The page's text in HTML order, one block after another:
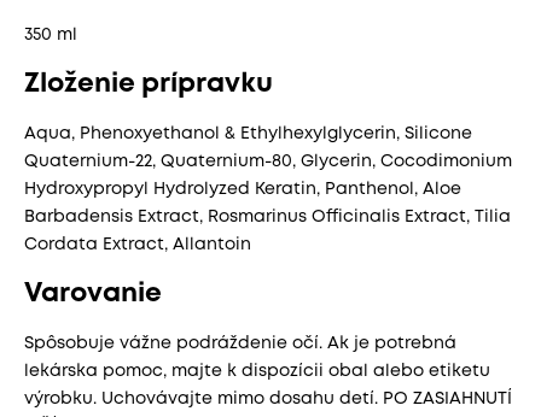
350 ml
Zloženie prípravku
Aqua, Phenoxyethanol & Ethylhexylglycerin, Silicone
Quaternium-22, Quaternium-80, Glycerin, Cocodimonium
Hydroxypropyl Hydrolyzed Keratin, Panthenol, Aloe
Barbadensis Extract, Rosmarinus Officinalis Extract, Tilia
Cordata Extract, Allantoin
Varovanie
Spôsobuje vážne podráždenie očí. Ak je potrebná
lekárska pomoc, majte k dispozícii obal alebo etiketu
výrobku. Uchovávajte mimo dosahu detí. PO ZASIAHNUTÍ